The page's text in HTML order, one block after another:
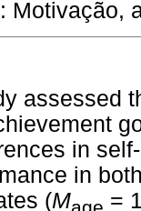
: Motivação,
assessed
in
in
(Mage =